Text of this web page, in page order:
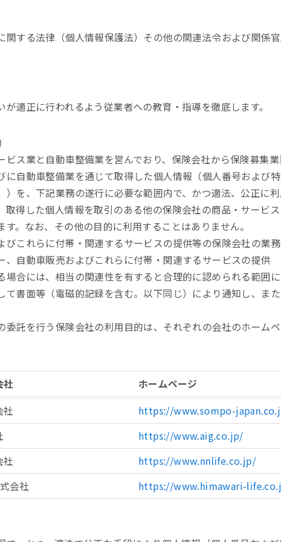
関する法律（個人情報保護法）その他の関連法令および関係
適正に行われるよう従業者への教育・指導を徹底します。
ビス業と自動車整備業を営んでおり、保険会社から保険募集
に自動車整備業を通じて取得した個人情報（個人番号および
）を、下記業務の遂行に必要な範囲内で、かつ適法、公正に
取得した個人情報を取引のある他の保険会社の商品・サービ
。なお、その他の目的に利用することはありません。
びこれらに付帯・関連するサービスの提供等の保険会社の業務
、自動車販売およびこれらに付帯・関連するサービスの提供
場合には、相当の関連性を有すると合理的に認められる範囲
て書面等（電磁的記録を含む。以下同じ）により通知し、ま
委託を行う保険会社の利用目的は、それぞれの会社のホーム
社
ホームページ
社
https://www.sompo-
https://www.aig.co.jp/
社
https://www.nnlife.co.jp/
会社
https://www.himawari-